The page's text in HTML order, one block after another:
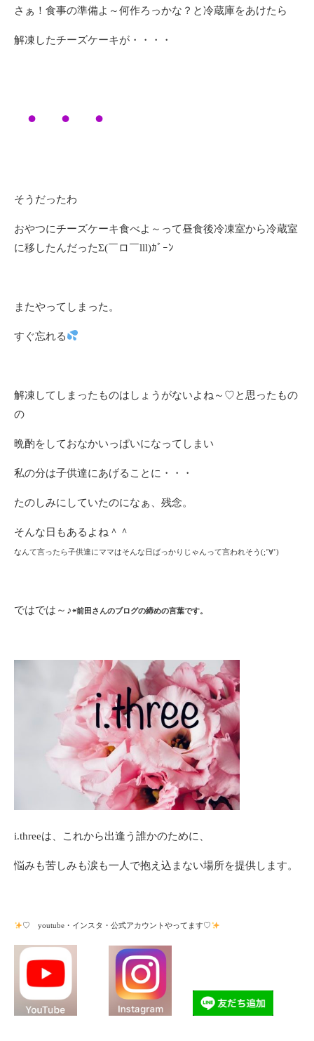
さぁ！食事の準備よ～何作ろっかな？と冷蔵庫をあけたら
解凍したチーズケーキが・・・・
・・・
そうだったわ
おやつにチーズケーキ食べよ～って昼食後冷凍室から冷蔵室
に移したんだったΣ(￣ロ￣lll)ｶﾞｰﾝ
またやってしまった。
すぐ忘れる
解凍してしまったものはしょうがないよね～♡と思ったもの
の
晩酌をしておなかいっぱいになってしまい
私の分は子供達にあげることに・・・
たのしみにしていたのになぁ、残念。
そんな日もあるよね＾＾
なんて言ったら子供達にママはそんな日ばっかりじゃんって言われそう(;’∀’)
ではでは～♪⇦前田さんのブログの締めの言葉です。
i.threeは、これから出逢う誰かのために、
悩みも苦しみも涙も一人で抱え込まない場所を提供します。
♡ youtube・インスタ・公式アカウントやってます♡